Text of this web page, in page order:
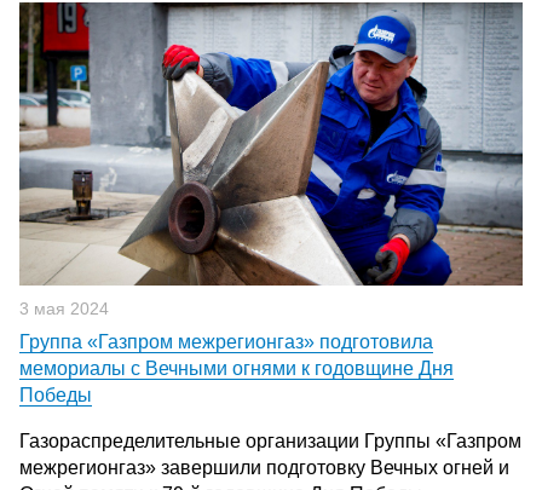
3 мая 2024
Группа «Газпром межрегионгаз» подготовила
мемориалы с Вечными огнями к годовщине Дня
Победы
Газораспределительные организации Группы «Газпром
межрегионгаз» завершили подготовку Вечных огней и